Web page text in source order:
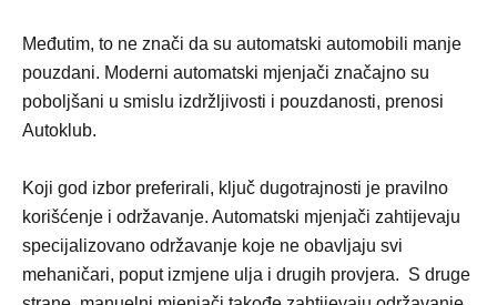
Međutim, to ne znači da su automatski automobili manje
pouzdani. Moderni automatski mjenjači značajno su
poboljšani u smislu izdržljivosti i pouzdanosti, prenosi
Autoklub.
Koji god izbor preferirali, ključ dugotrajnosti je pravilno
korišćenje i održavanje. Automatski mjenjači zahtijevaju
specijalizovano održavanje koje ne obavljaju svi
mehaničari, poput izmjene ulja i drugih provjera. S druge